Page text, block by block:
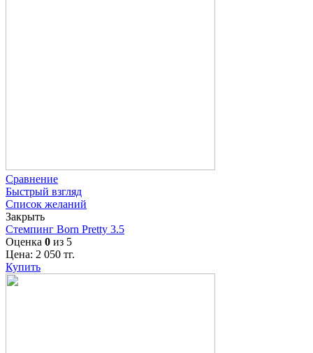
Сравнение
Быстрый взгляд
Список желаний
Закрыть
Стемпинг Born Pretty 3.5
Оценка 0 из 5
Цена: 2 050 тг.
Купить